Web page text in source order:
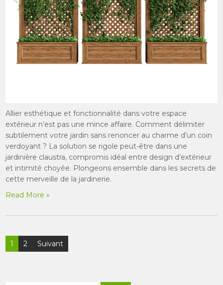
Allier esthétique et fonctionnalité dans votre espace
extérieur n’est pas une mince affaire. Comment délimiter
subtilement votre jardin sans renoncer au charme d’un coin
verdoyant ? La solution se rigole peut-être dans une
jardinière claustra, compromis idéal entre design d’extérieur
et intimité choyée. Plongeons ensemble dans les secrets de
cette merveille de la jardinerie.
Read More »
Pagination
des
1 2 Suivant